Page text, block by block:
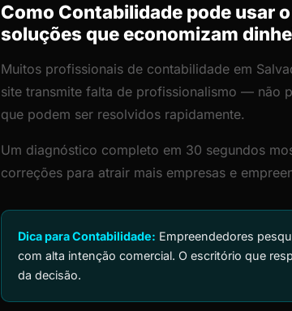
Como Contabilidade pode usar
soluções que economizam
Muitos profissionais de contabilidade em
site transmite falta de profissionalismo — não
que podem ser resolvidos rapidamente.
Um diagnóstico completo em 30 segundos
correções para atrair mais empresas e
Dica para Contabilidade: Empreendedores
com alta intenção comercial. O escritório que
da decisão.